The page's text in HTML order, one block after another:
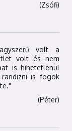
(Zsófi)
volt a
volt és nem
is hihetetlenül
is fogok
(Péter)